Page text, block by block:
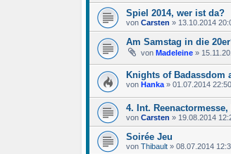
Spiel 2014, wer ist da?
von Carsten » 13.10.2014
Am Samstag in die
von Madeleine »
Knights of Badassdom
von Hanka » 01.07.2014 22:50
4. Int.
von Carsten » 19.08.2014
Soirée Jeu
von Thibault » 08.07.2014